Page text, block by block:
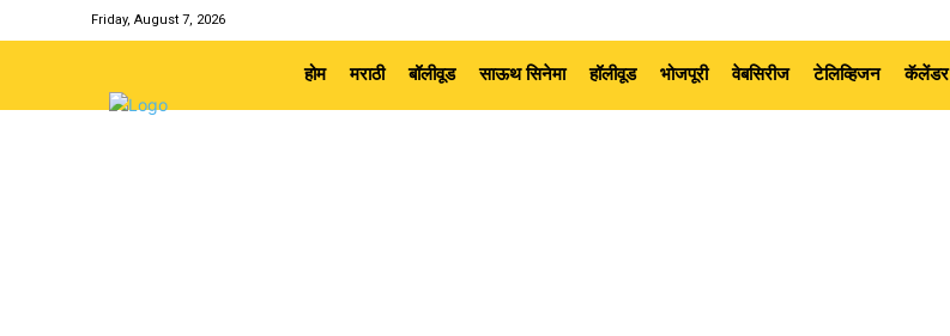
Friday, August 7, 2026
होम मराठी बॉलीवूड साऊथ सिनेमा हॉलीवूड भोजपूरी वेबसिरीज टेलिव्हिजन कॅलेंडर